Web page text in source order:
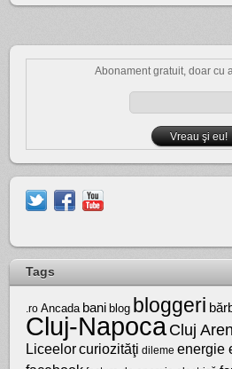
Abonament gratuit, doar cu
Tags
.ro Ancada bani blog bloggeri
Cluj-NapocaCluj
Liceelorcuriozităţi dileme energie